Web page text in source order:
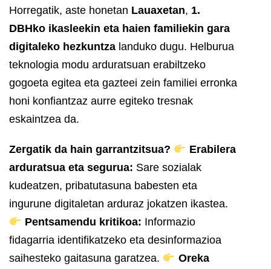
Horregatik, aste honetan Lauaxetan, 1.
DBHko ikasleekin eta haien familiekin gara
digitaleko hezkuntza landuko dugu. Helburua
teknologia modu arduratsuan erabiltzeko
gogoeta egitea eta gazteei zein familiei erronka
honi konfiantzaz aurre egiteko tresnak
eskaintzea da.
Zergatik da hain garrantzitsua?
Erabilera
arduratsua eta segurua: Sare sozialak
kudeatzen, pribatutasuna babesten eta
ingurune digitaletan arduraz jokatzen ikastea.
Pentsamendu kritikoa: Informazio
fidagarria identifikatzeko eta desinformazioa
saihesteko gaitasuna garatzea.
Oreka